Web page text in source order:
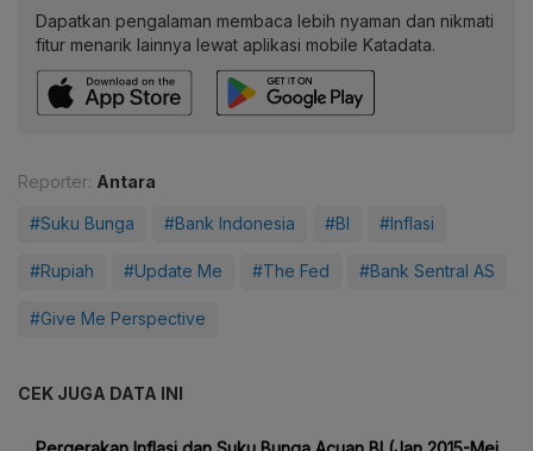
Dapatkan pengalaman membaca lebih nyaman dan nikmati
fitur menarik lainnya lewat aplikasi mobile Katadata.
Reporter: Antara
#Suku Bunga #Bank Indonesia #BI #Inflasi
#Rupiah #Update Me #The Fed #Bank Sentral AS
#Give Me Perspective
CEK JUGA DATA INI